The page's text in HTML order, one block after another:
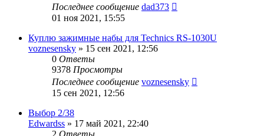
Последнее сообщение dad373
01 ноя 2021, 15:55
Куплю зажимные набы для Technics RS-1030U
voznesensky » 15 сен 2021, 12:56
0 Ответы
9378 Просмотры
Последнее сообщение voznesensky
15 сен 2021, 12:56
Выбор 2/38
Edwardss » 17 май 2021, 22:40
2 Ответы